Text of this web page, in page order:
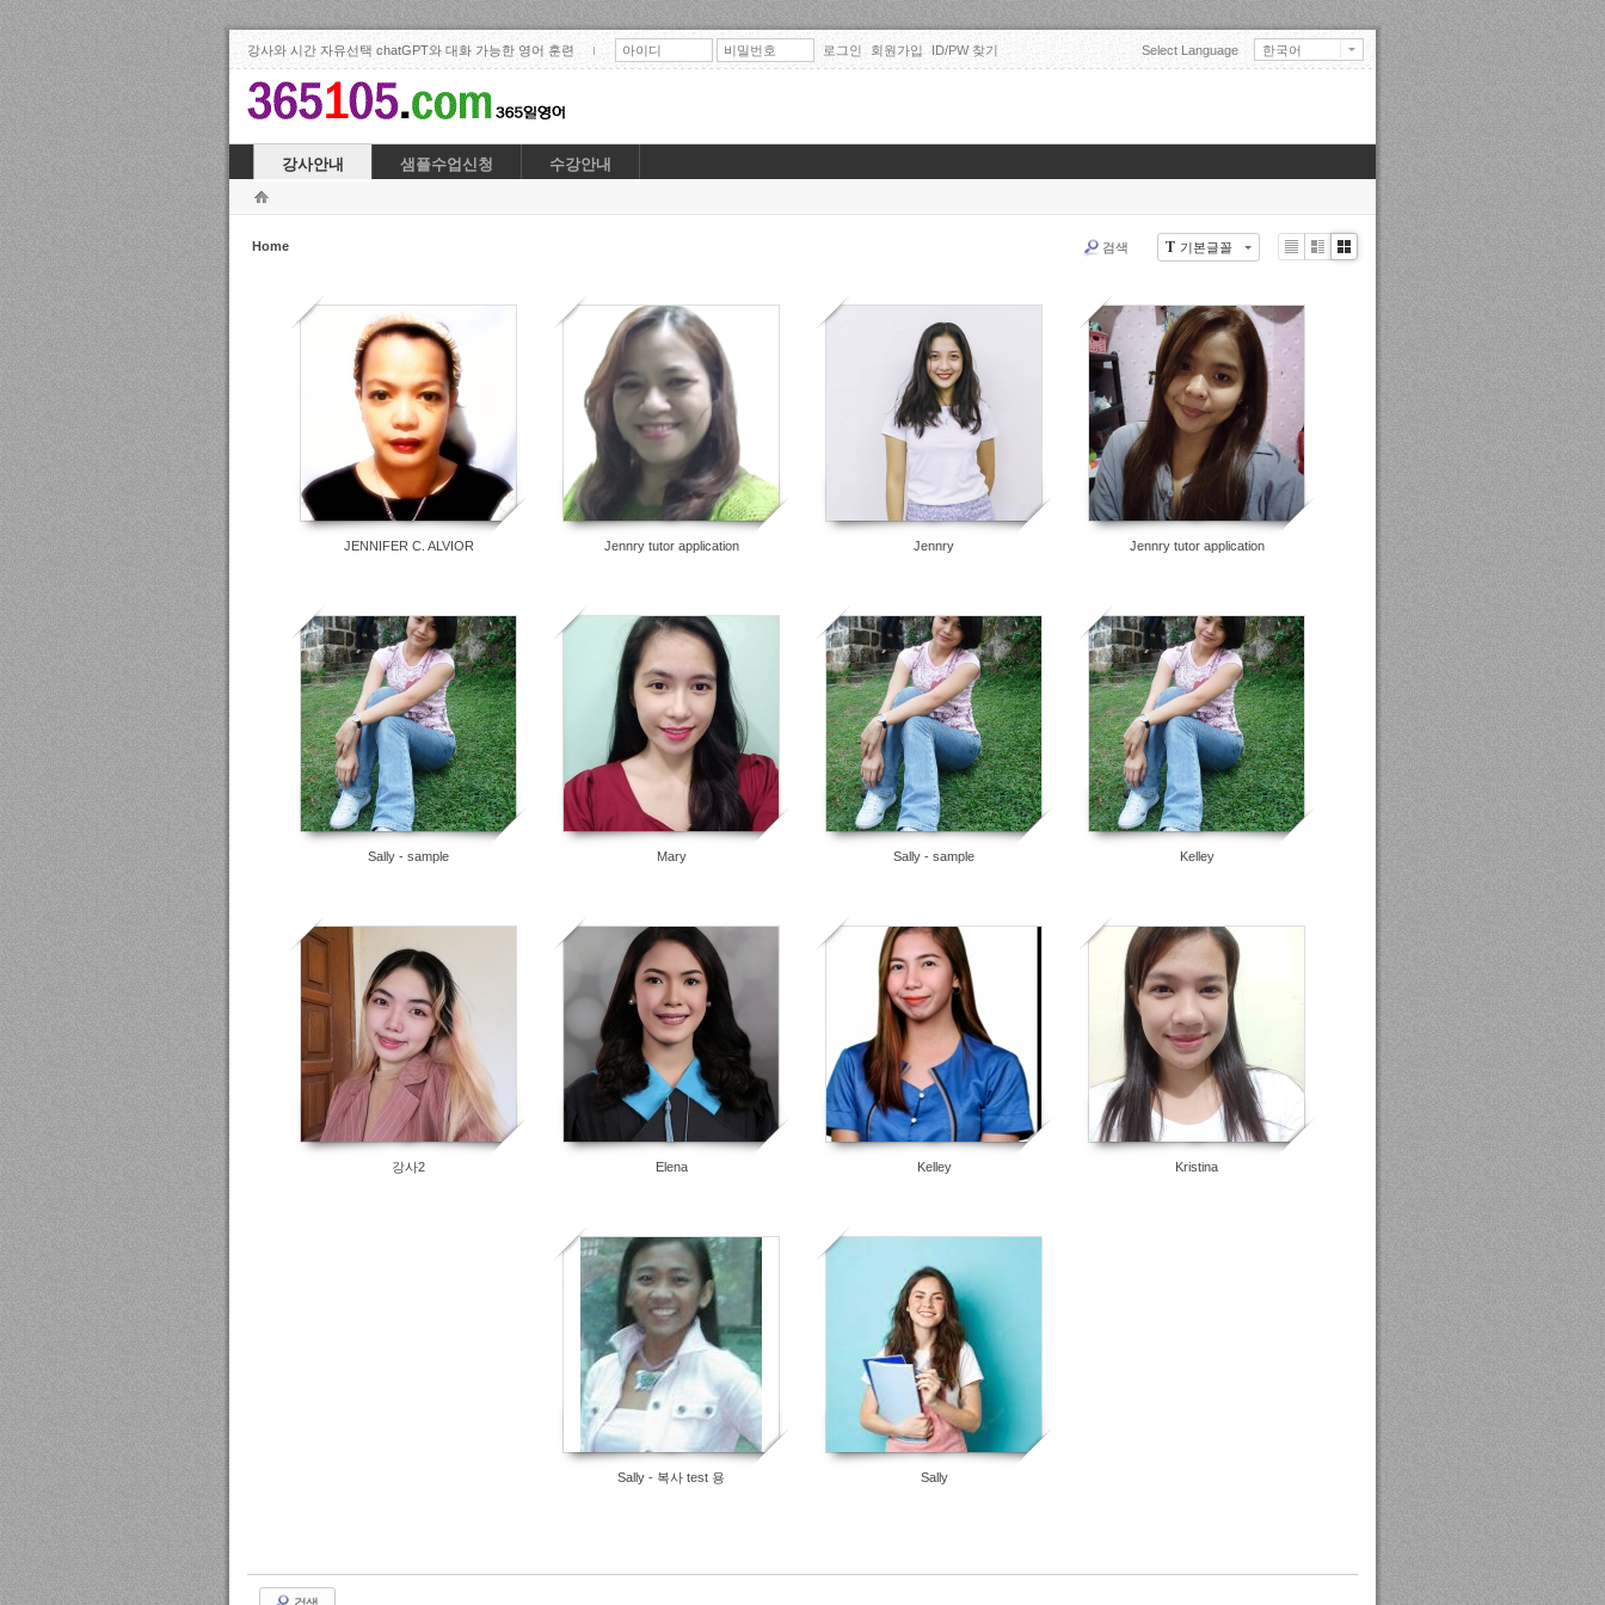
강사와 시간 자유선택 chatGPT와 대화 가능한 영어 훈련 로그인 회원가입 ID/PW 찾기 Select Language
한국어
English
Deutsch
Türkçe
Tiếng Việt
강사안내 샘플수업신청 수강안내
Home T 기본글꼴
검색
Li
Zi
G
52
JENNIFER C. ALVIOR
31
Jennry tutor application Jennry
10
Jennry tutor application
8
Sally - sample
6
Mary
5
Sally - sample
5
Kelley
강사2
5
Elena
3
Kelley
2
Kristina
Sally - 복사 test 용 Sally
Sketchbook5,
스케치북5
Sketchbook5,
스케치북5
Sketchbook5,
스케치북5
Sketchbook5,
스케치북5